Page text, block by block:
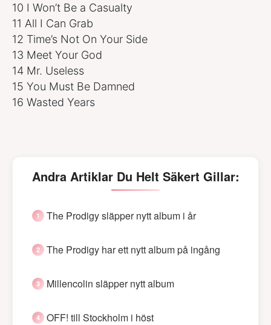
10 I Won’t Be a Casualty
11 All I Can Grab
12 Time’s Not On Your Side
13 Meet Your God
14 Mr. Useless
15 You Must Be Damned
16 Wasted Years
Andra Artiklar Du Helt Säkert Gillar:
The Prodigy släpper nytt album i år
The Prodigy har ett nytt album på ingång
Millencolin släpper nytt album
OFF! till Stockholm i höst